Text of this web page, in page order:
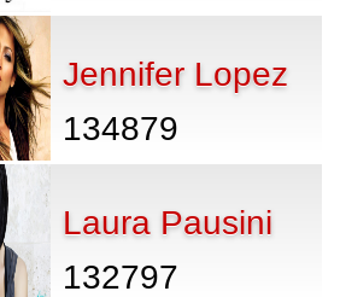
Jennifer Lopez
134879
Laura Pausini
132797